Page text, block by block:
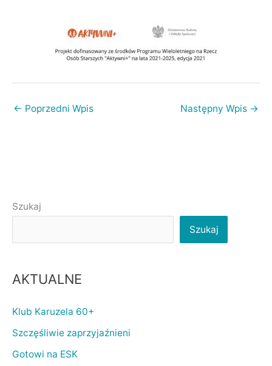
← Poprzedni Wpis Następny Wpis →
Szukaj
Szukaj
AKTUALNE
Klub Karuzela 60+
Szczęśliwie zaprzyjaźnieni
Gotowi na ESK